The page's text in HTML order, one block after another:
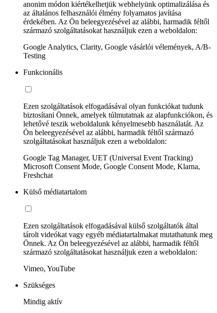
anonim módon kiértékelhetjük webhelyünk optimalizálása és
az általános felhasználói élmény folyamatos javítása
érdekében. Az Ön beleegyezésével az alábbi, harmadik féltől
származó szolgáltatásokat használjuk ezen a weboldalon:
Google Analytics, Clarity, Google vásárlói vélemények, A/B-
Testing
Funkcionális
Ezen szolgáltatások elfogadásával olyan funkciókat tudunk
biztosítani Önnek, amelyek túlmutatnak az alapfunkciókon, és
lehetővé teszik weboldalunk kényelmesebb használatát. Az
Ön beleegyezésével az alábbi, harmadik féltől származó
szolgáltatásokat használjuk ezen a weboldalon:
Google Tag Manager, UET (Universal Event Tracking)
Microsoft Consent Mode, Google Consent Mode, Klarna,
Freshchat
Külső médiatartalom
Ezen szolgáltatások elfogadásával külső szolgáltatók által
tárolt videókat vagy egyéb médiatartalmakat mutathatunk meg
Önnek. Az Ön beleegyezésével az alábbi, harmadik féltől
származó szolgáltatásokat használjuk ezen a weboldalon:
Vimeo, YouTube
Szükséges
Mindig aktív